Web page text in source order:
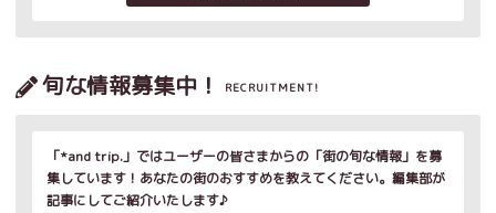
旬な情報募集中！ RECRUITMENT!
「*and trip.」ではユーザーの皆さまからの「街の旬な情報」を募
集しています！あなたの街のおすすめを教えてください。編集部が
記事にしてご紹介いたします♪